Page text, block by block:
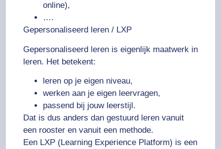
online),
….
Gepersonaliseerd leren / LXP
Gepersonaliseerd leren is eigenlijk maatwerk in
leren. Het betekent:
leren op je eigen niveau,
werken aan je eigen leervragen,
passend bij jouw leerstijl.
Dat is dus anders dan gestuurd leren vanuit
een rooster en vanuit een methode.
Een LXP (Learning Experience Platform) is een